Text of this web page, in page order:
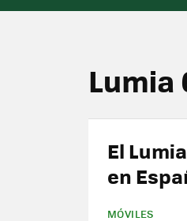
Lumia
El
en
MÓVILES